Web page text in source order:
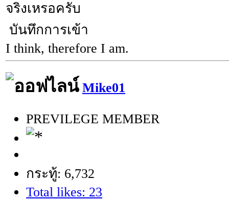
จริงเหรอครับ
บันทึกการเข้า
I think, therefore I am.
Mike01
PREVILEGE MEMBER
กระทู้: 6,732
Total likes: 23